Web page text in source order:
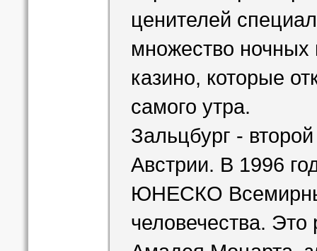
ценителей
множество ночных
казино, которые
самого утра.
Зальцбург -
Австрии. В 1996
ЮНЕСКО
человечества.